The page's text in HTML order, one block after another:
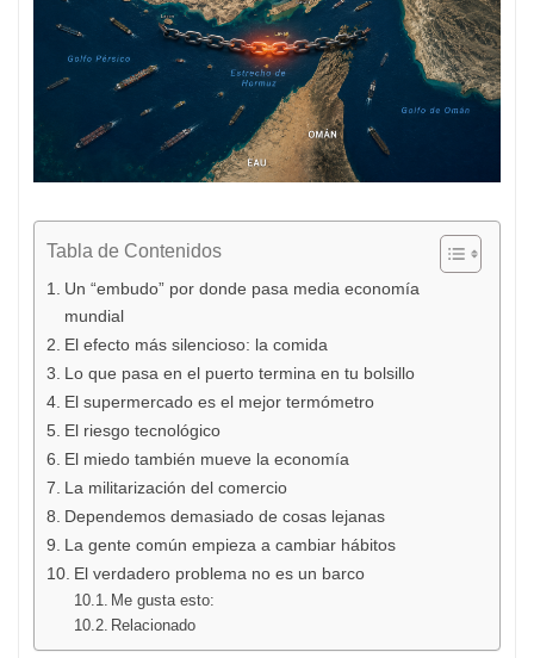
Tabla de Contenidos
Un “embudo” por donde pasa media economía
mundial
El efecto más silencioso: la comida
Lo que pasa en el puerto termina en tu bolsillo
El supermercado es el mejor termómetro
El riesgo tecnológico
El miedo también mueve la economía
La militarización del comercio
Dependemos demasiado de cosas lejanas
La gente común empieza a cambiar hábitos
El verdadero problema no es un barco
Me gusta esto:
Relacionado